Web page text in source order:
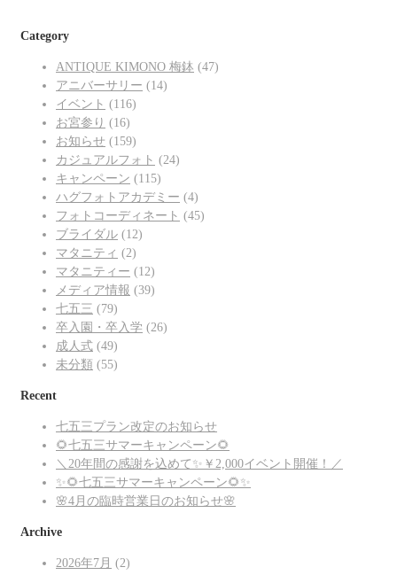
Category
ANTIQUE KIMONO 梅鉢 (47)
アニバーサリー (14)
イベント (116)
お宮参り (16)
お知らせ (159)
カジュアルフォト (24)
キャンペーン (115)
ハグフォトアカデミー (4)
フォトコーディネート (45)
ブライダル (12)
マタニティ (2)
マタニティー (12)
メディア情報 (39)
七五三 (79)
卒入園・卒入学 (26)
成人式 (49)
未分類 (55)
Recent
七五三プラン改定のお知らせ
🌻七五三サマーキャンペーン🌻
＼20年間の感謝を込めて✨￥2,000イベント開催！／
✨🌻七五三サマーキャンペーン🌻✨
🌸4月の臨時営業日のお知らせ🌸
Archive
2026年7月 (2)